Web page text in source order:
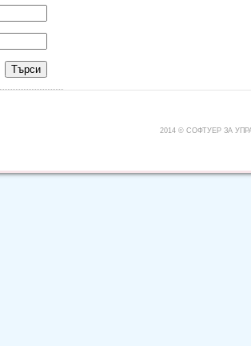
2014 © СОФТУЕР ЗА